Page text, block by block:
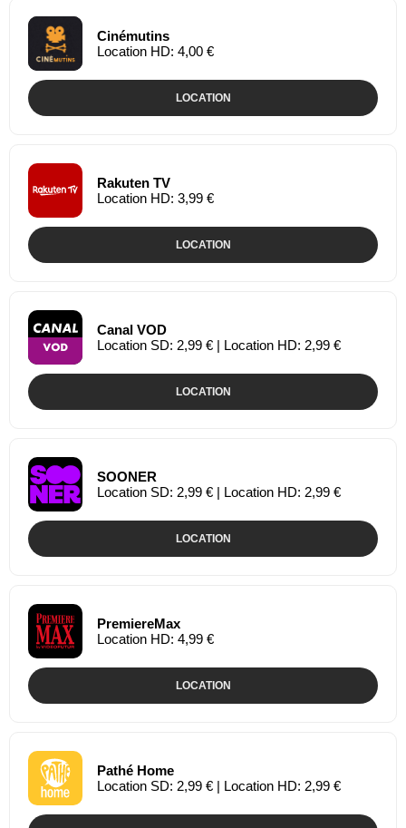
Cinémutins
Location HD: 4,00 €
LOCATION
Rakuten TV
Location HD: 3,99 €
LOCATION
Canal VOD
Location SD: 2,99 € | Location HD: 2,99 €
LOCATION
SOONER
Location SD: 2,99 € | Location HD: 2,99 €
LOCATION
PremiereMax
Location HD: 4,99 €
LOCATION
Pathé Home
Location SD: 2,99 € | Location HD: 2,99 €